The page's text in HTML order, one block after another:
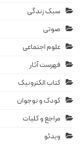
سبک زندگی
صوتی
علوم اجتماعی
فهرست آثار
کتاب الکترونیک
کودک و نوجوان
مراجع و کلیات
ویدئو